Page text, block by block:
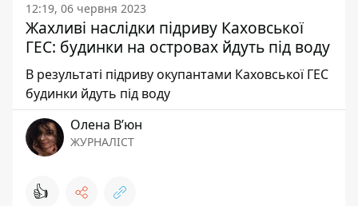
12:19, 06 червня 2023
Жахливі наслідки підриву Каховської
ГЕС: будинки на островах йдуть під воду
В результаті підриву окупантами Каховської ГЕС
будинки йдуть під воду
Олена Вʼюн
ЖУРНАЛІСТ
👍